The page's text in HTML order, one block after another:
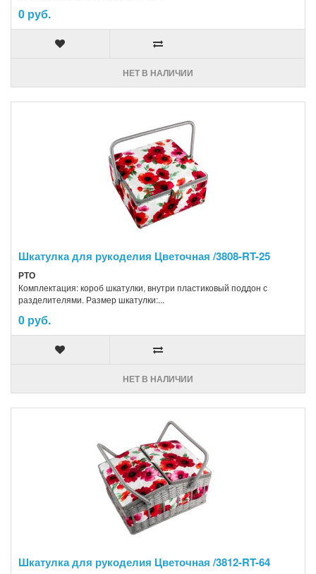
0 руб.
НЕТ В НАЛИЧИИ
Шкатулка для рукоделия Цветочная /3808-RT-25
РТО
Комплектация: короб шкатулки, внутри пластиковый поддон с
разделителями. Размер шкатулки:...
0 руб.
НЕТ В НАЛИЧИИ
Шкатулка для рукоделия Цветочная /3812-RT-64